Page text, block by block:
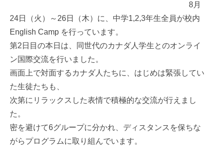
8月
24日（火）～26日（木）に、中学1,2,3年生全員が校内
English Camp を行っています。
第2日目の本日は、同世代のカナダ人学生とのオンライ
ン国際交流を行いました。
画面上で対面するカナダ人たちに、はじめは緊張してい
た生徒たちも、
次第にリラックスした表情で積極的な交流が行えまし
た。
密を避けて6グループに分かれ、ディスタンスを保ちな
がらプログラムに取り組んでいます。